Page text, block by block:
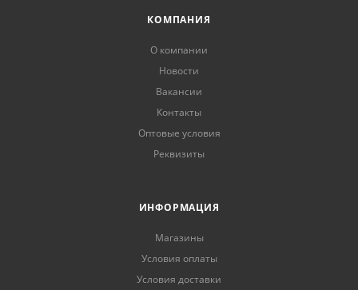
КОМПАНИЯ
О компании
Новости
Вакансии
Контакты
Оптовые условия
Реквизиты
ИНФОРМАЦИЯ
Магазины
Условия оплаты
Условия доставки